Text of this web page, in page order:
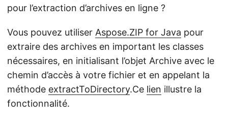
pour l’extraction d’archives en ligne ?
Vous pouvez utiliser Aspose.ZIP for Java pour
extraire des archives en important les classes
nécessaires, en initialisant l’objet Archive avec le
chemin d’accès à votre fichier et en appelant la
méthode extractToDirectory.Ce lien illustre la
fonctionnalité.